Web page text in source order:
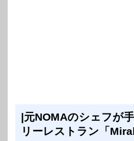
|元NOMAのシェフが
リーレストラン「